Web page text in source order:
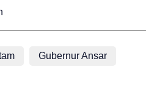
Gubernur Ansar